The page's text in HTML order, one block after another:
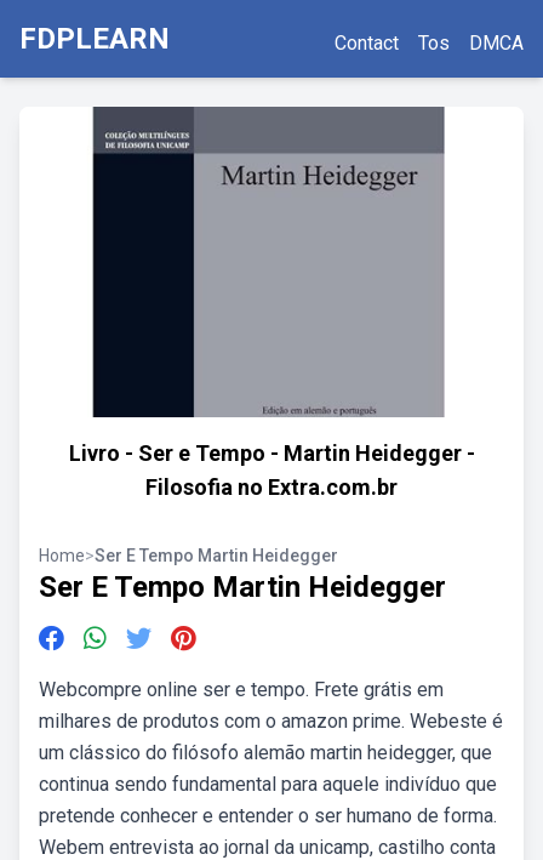
FDPLEARN Contact Tos DMCA
Livro - Ser e Tempo - Martin Heidegger -
Filosofia no Extra.com.br
Home>Ser E Tempo Martin Heidegger
Ser E Tempo Martin Heidegger
Webcompre online ser e tempo. Frete grátis em
milhares de produtos com o amazon prime. Webeste é
um clássico do filósofo alemão martin heidegger, que
continua sendo fundamental para aquele indivíduo que
pretende conhecer e entender o ser humano de forma.
Webem entrevista ao jornal da unicamp, castilho conta